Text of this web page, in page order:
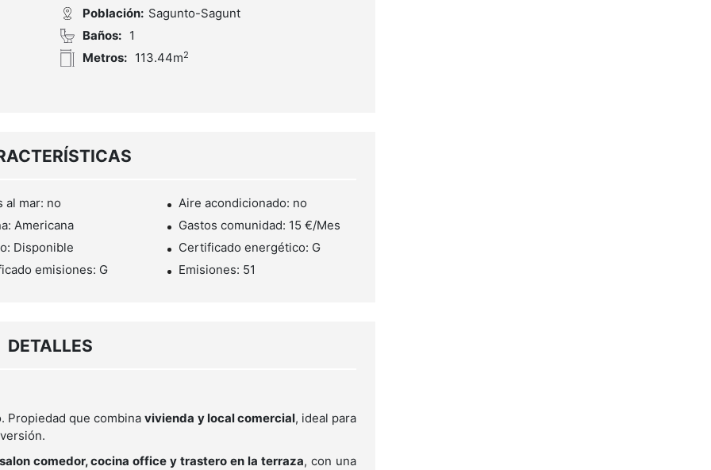
Población: Sagunto-Sagunt
Baños:
1
Metros:
113.44m2
al mar: no
Aire acondicionado: no
Americana
Gastos comunidad: 15 €/Mes
Disponible
Certificado energético: G
emisiones: G
Emisiones: 51
DETALLES
Propiedad que combinavivienda y local comercial, ideal para
comedor, cocina office y trastero en la terraza, con una